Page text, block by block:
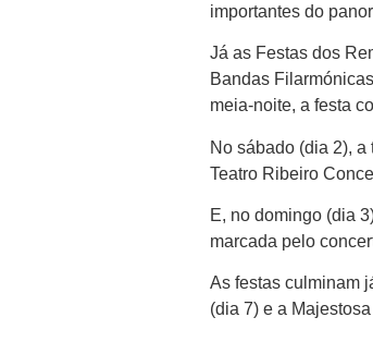
importantes do
Já as Festas dos
Bandas
meia-noite, a festa
No sábado (dia 2),
Teatro Ribeiro
E, no domingo (dia
marcada pelo
As festas culminam
(dia 7) e a